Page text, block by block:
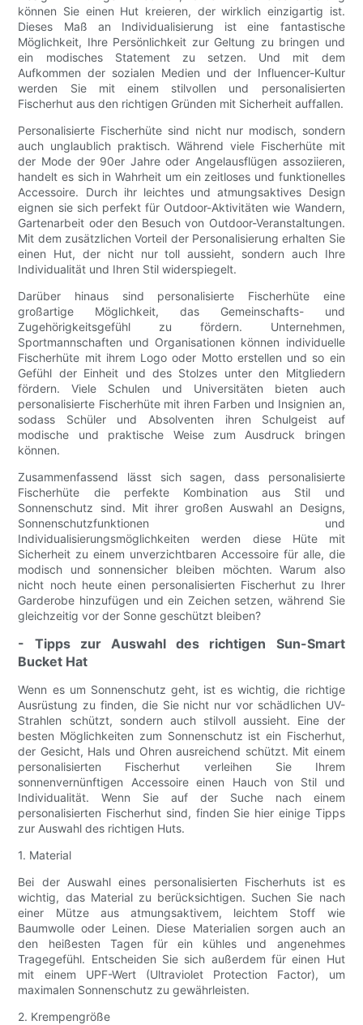
können Sie einen Hut kreieren, der wirklich einzigartig ist.
Dieses Maß an Individualisierung ist eine fantastische
Möglichkeit, Ihre Persönlichkeit zur Geltung zu bringen und
ein modisches Statement zu setzen. Und mit dem
Aufkommen der sozialen Medien und der Influencer-Kultur
werden Sie mit einem stilvollen und personalisierten
Fischerhut aus den richtigen Gründen mit Sicherheit auffallen.
Personalisierte Fischerhüte sind nicht nur modisch, sondern
auch unglaublich praktisch. Während viele Fischerhüte mit
der Mode der 90er Jahre oder Angelausflügen assoziieren,
handelt es sich in Wahrheit um ein zeitloses und funktionelles
Accessoire. Durch ihr leichtes und atmungsaktives Design
eignen sie sich perfekt für Outdoor-Aktivitäten wie Wandern,
Gartenarbeit oder den Besuch von Outdoor-Veranstaltungen.
Mit dem zusätzlichen Vorteil der Personalisierung erhalten Sie
einen Hut, der nicht nur toll aussieht, sondern auch Ihre
Individualität und Ihren Stil widerspiegelt.
Darüber hinaus sind personalisierte Fischerhüte eine
großartige Möglichkeit, das Gemeinschafts- und
Zugehörigkeitsgefühl zu fördern. Unternehmen,
Sportmannschaften und Organisationen können individuelle
Fischerhüte mit ihrem Logo oder Motto erstellen und so ein
Gefühl der Einheit und des Stolzes unter den Mitgliedern
fördern. Viele Schulen und Universitäten bieten auch
personalisierte Fischerhüte mit ihren Farben und Insignien an,
sodass Schüler und Absolventen ihren Schulgeist auf
modische und praktische Weise zum Ausdruck bringen
können.
Zusammenfassend lässt sich sagen, dass personalisierte
Fischerhüte die perfekte Kombination aus Stil und
Sonnenschutz sind. Mit ihrer großen Auswahl an Designs,
Sonnenschutzfunktionen und
Individualisierungsmöglichkeiten werden diese Hüte mit
Sicherheit zu einem unverzichtbaren Accessoire für alle, die
modisch und sonnensicher bleiben möchten. Warum also
nicht noch heute einen personalisierten Fischerhut zu Ihrer
Garderobe hinzufügen und ein Zeichen setzen, während Sie
gleichzeitig vor der Sonne geschützt bleiben?
- Tipps zur Auswahl des richtigen Sun-Smart
Bucket Hat
Wenn es um Sonnenschutz geht, ist es wichtig, die richtige
Ausrüstung zu finden, die Sie nicht nur vor schädlichen UV-
Strahlen schützt, sondern auch stilvoll aussieht. Eine der
besten Möglichkeiten zum Sonnenschutz ist ein Fischerhut,
der Gesicht, Hals und Ohren ausreichend schützt. Mit einem
personalisierten Fischerhut verleihen Sie Ihrem
sonnenvernünftigen Accessoire einen Hauch von Stil und
Individualität. Wenn Sie auf der Suche nach einem
personalisierten Fischerhut sind, finden Sie hier einige Tipps
zur Auswahl des richtigen Huts.
1. Material
Bei der Auswahl eines personalisierten Fischerhuts ist es
wichtig, das Material zu berücksichtigen. Suchen Sie nach
einer Mütze aus atmungsaktivem, leichtem Stoff wie
Baumwolle oder Leinen. Diese Materialien sorgen auch an
den heißesten Tagen für ein kühles und angenehmes
Tragegefühl. Entscheiden Sie sich außerdem für einen Hut
mit einem UPF-Wert (Ultraviolet Protection Factor), um
maximalen Sonnenschutz zu gewährleisten.
2. Krempengröße